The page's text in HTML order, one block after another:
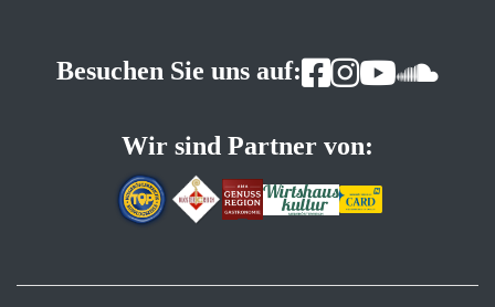
Besuchen Sie uns auf:
Wir sind Partner von: